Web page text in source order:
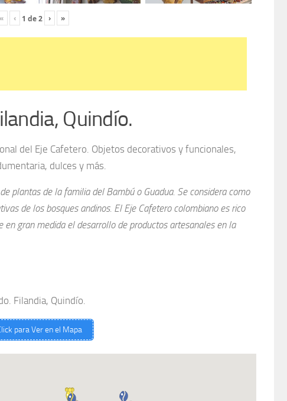
‹ 1 de2 › »
Quindío.
del Eje Cafetero. Objetos decorativos y funcionales,
dulces y más.
plantas de la familia del Bambú o Guadua. Se considera como
de los bosques andinos. El Eje Cafetero colombiano es rico
gran medida el desarrollo de productos artesanales en la
Filandia, Quindío.
para Ver en el Mapa